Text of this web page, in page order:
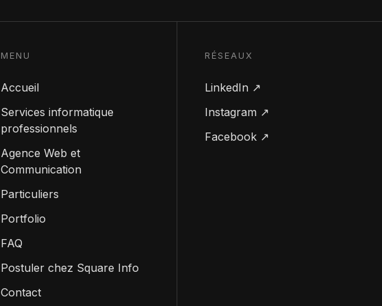
MENU
Accueil
Services informatique
professionnels
Agence Web et
Communication
Particuliers
Portfolio
FAQ
Postuler chez Square Info
Contact
RÉSEAUX
LinkedIn ↗
Instagram ↗
Facebook ↗